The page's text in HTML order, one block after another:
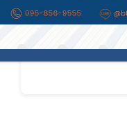
โดยวิศวกรได้